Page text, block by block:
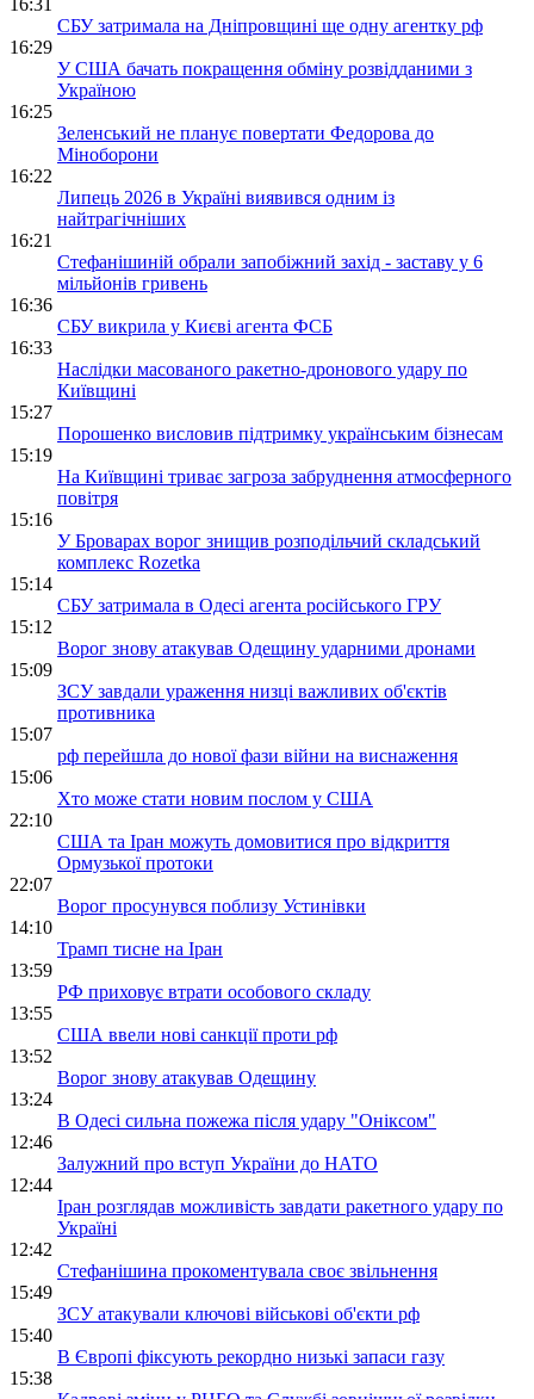
16:31
СБУ затримала на Дніпровщині ще одну агентку рф
16:29
У США бачать покращення обміну розвідданими з
Україною
16:25
Зеленський не планує повертати Федорова до
Міноборони
16:22
Липець 2026 в Україні виявився одним із
найтрагічніших
16:21
Стефанішиній обрали запобіжний захід - заставу у 6
мільйонів гривень
16:36
СБУ викрила у Києві агента ФСБ
16:33
Наслідки масованого ракетно-дронового удару по
Київщині
15:27
Порошенко висловив підтримку українським бізнесам
15:19
На Київщині триває загроза забруднення атмосферного
повітря
15:16
У Броварах ворог знищив розподільчий складський
комплекс Rozetka
15:14
СБУ затримала в Одесі агента російського ГРУ
15:12
Ворог знову атакував Одещину ударними дронами
15:09
ЗСУ завдали ураження низці важливих об'єктів
противника
15:07
рф перейшла до нової фази війни на виснаження
15:06
Хто може стати новим послом у США
22:10
США та Іран можуть домовитися про відкриття
Ормузької протоки
22:07
Ворог просунувся поблизу Устинівки
14:10
Трамп тисне на Іран
13:59
РФ приховує втрати особового складу
13:55
США ввели нові санкції проти рф
13:52
Ворог знову атакував Одещину
13:24
В Одесі сильна пожежа після удару "Оніксом"
12:46
Залужний про вступ України до НАТО
12:44
Іран розглядав можливість завдати ракетного удару по
Україні
12:42
Стефанішина прокоментувала своє звільнення
15:49
ЗСУ атакували ключові військові об'єкти рф
15:40
В Європі фіксують рекордно низькі запаси газу
15:38